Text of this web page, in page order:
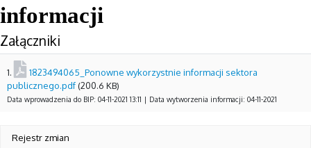
informacji
Załączniki
1.
1823494065_Ponowne wykorzystnie informacji sektora
publicznego.pdf(200.6 KB)
Data wprowadzenia do BIP: 04-11-2021 13:11 | Data wytworzenia informacji: 04-11-2021
Rejestr zmian